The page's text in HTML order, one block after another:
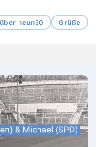
über neun30 Grüße